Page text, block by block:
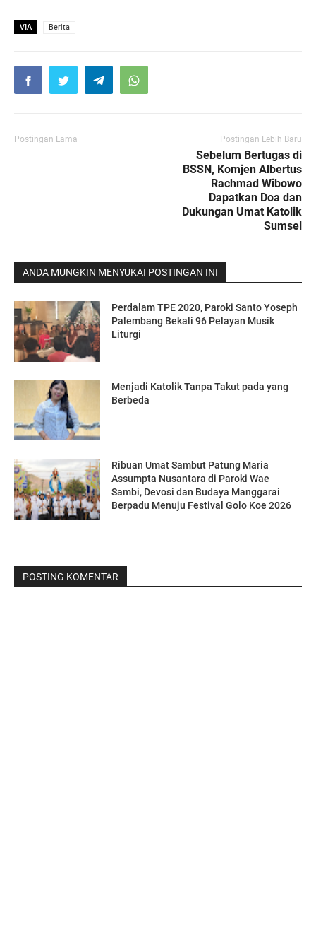
VIA Berita
Postingan Lama Postingan Lebih Baru
Sebelum Bertugas di
BSSN, Komjen Albertus
Rachmad Wibowo
Dapatkan Doa dan
Dukungan Umat Katolik
Sumsel
ANDA MUNGKIN MENYUKAI POSTINGAN INI
Perdalam TPE 2020, Paroki Santo Yoseph
Palembang Bekali 96 Pelayan Musik
Liturgi
Menjadi Katolik Tanpa Takut pada yang
Berbeda
Ribuan Umat Sambut Patung Maria
Assumpta Nusantara di Paroki Wae
Sambi, Devosi dan Budaya Manggarai
Berpadu Menuju Festival Golo Koe 2026
POSTING KOMENTAR